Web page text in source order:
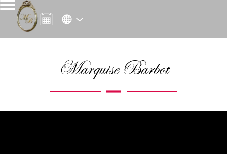
Marquise Barbot